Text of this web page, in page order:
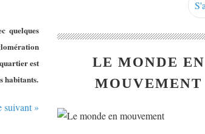
quelques
est
habitants.
suivant »
LE MONDE EN
MOUVEMENT